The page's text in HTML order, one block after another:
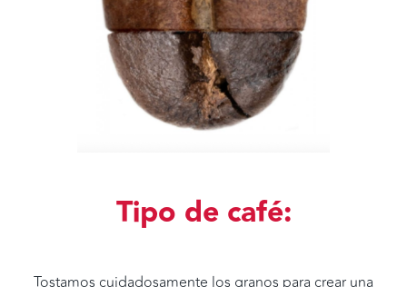
Tipo de café:
Tostamos cuidadosamente los granos para crear una